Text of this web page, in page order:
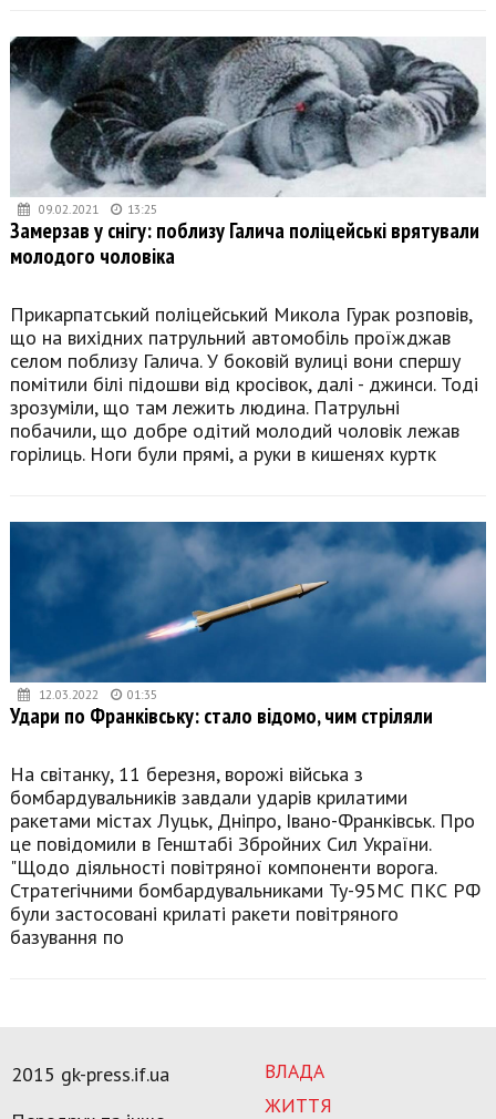
09.02.2021 13:25
Замерзав у снігу: поблизу Галича поліцейські врятували
молодого чоловіка
Прикарпатський поліцейський Микола Гурак розповів,
що на вихідних патрульний автомобіль проїжджав
селом поблизу Галича. У боковій вулиці вони спершу
помітили білі підошви від кросівок, далі - джинси. Тоді
зрозуміли, що там лежить людина. Патрульні
побачили, що добре одітий молодий чоловік лежав
горілиць. Ноги були прямі, а руки в кишенях куртк
12.03.2022 01:35
Удари по Франківську: стало відомо, чим стріляли
На світанку, 11 березня, ворожі війська з
бомбардувальників завдали ударів крилатими
ракетами містах Луцьк, Дніпро, Івано-Франківськ. Про
це повідомили в Генштабі Збройних Сил України.
"Щодо діяльності повітряної компоненти ворога.
Стратегічними бомбардувальниками Ту-95МС ПКС РФ
були застосовані крилаті ракети повітряного
базування по
ВЛАДА
ЖИТТЯ
2015 gk-press.if.ua